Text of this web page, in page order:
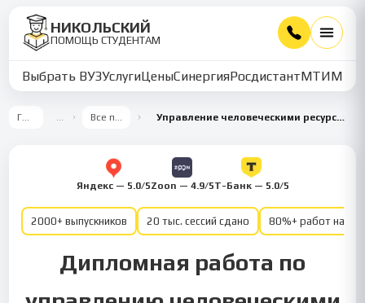
НИКОЛЬСКИЙ
ПОМОЩЬ СТУДЕНТАМ
Выбрать ВУЗУслугиЦеныСинергияРосдистантМТИММУ
Главная … Все предметы Управление человеческими ресурсами на предприятиях строительной сферы
Яндекс — 5.0/5Zoon — 4.9/5Т-Банк — 5.0/5
2000+ выпускников 20 тыс. сессий сдано 80%+ работ на
Дипломная работа по